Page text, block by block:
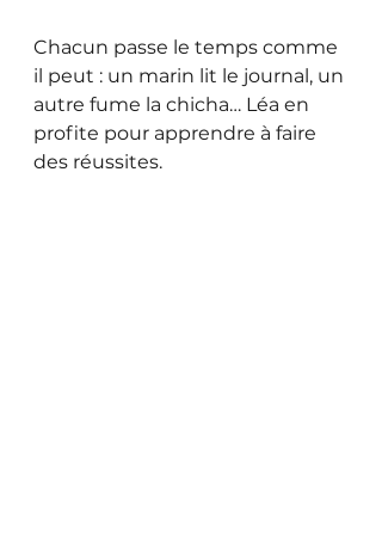
Chacun passe le temps comme
il peut : un marin lit le journal, un
autre fume la chicha… Léa en
profite pour apprendre à faire
des réussites.